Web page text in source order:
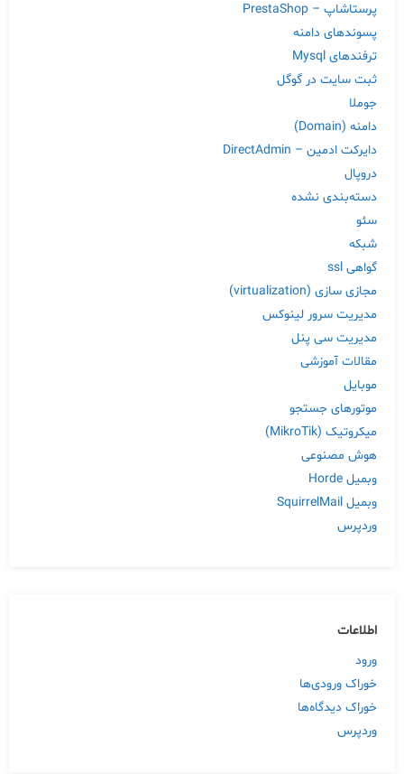
پرستاشاپ – PrestaShop
پسوندهای دامنه
ترفندهای Mysql
ثبت سایت در گوگل
جوملا
دامنه (Domain)
دایرکت ادمین – DirectAdmin
دروپال
دسته‌بندی نشده
سئو
شبکه
گواهی ssl
مجازی سازی (virtualization)
مدیریت سرور لینوکس
مدیریت سی پنل
مقالات آموزشی
موبایل
موتورهای جستجو
میکروتیک (MikroTik)
هوش مصنوعی
وبمیل Horde
وبمیل SquirrelMail
وردپرس
اطلاعات
ورود
خوراک ورودی‌ها
خوراک دیدگاه‌ها
وردپرس